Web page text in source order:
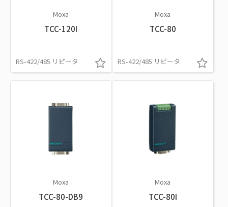
Moxa
TCC-120I
RS-422/485 リピータ
Moxa
TCC-80
RS-422/485 リピータ
Moxa
TCC-80-DB9
Moxa
TCC-80I